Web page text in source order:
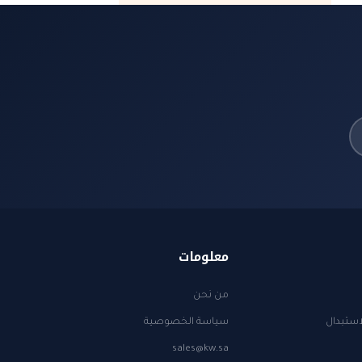
معلومات
من نحن
سياسة الخصوصية
sales@kw.sa